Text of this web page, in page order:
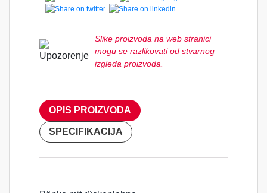
Slike proizvoda na web stranici
mogu se razlikovati od stvarnog
izgleda proizvoda.
OPIS PROIZVODA
SPECIFIKACIJA